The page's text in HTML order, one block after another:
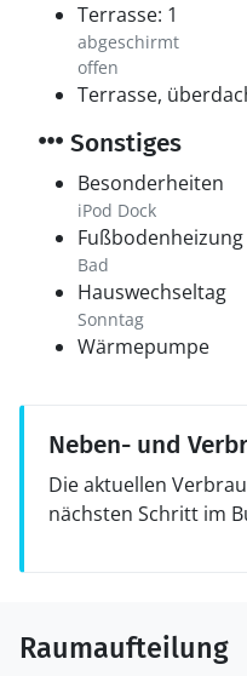
Terrasse: 1
abgeschirmt
offen
Terrasse,
Sonstiges
Besonderheiten
iPod Dock
Fußbodenheizung
Bad
Hauswechseltag
Sonntag
Wärmepumpe
Neben- und
Die aktuellen
nächsten Schritt im
Raumaufteilung